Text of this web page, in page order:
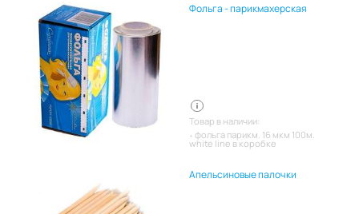
Фольга - парикмахерская
Товар в наличии:
фольга парикм. 16 мкм 100м.
white line в коробке
Апельсиновые палочки